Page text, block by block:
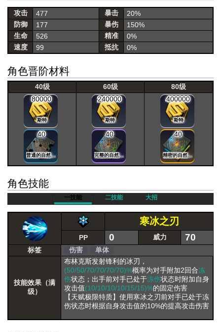
攻击 477 暴击
20%
防御
177 暴伤
150%
生命
526 精准
0%
速度
99 抵抗 0%
角色晋阶材料
40级 60级
80级
80000
斯特
40
普通的自然晶片
240000
斯特
40
完整的自然晶片
400000
斯特
40
精密的自然晶片
角色技能
一技能 二技能 大招
寒冰之刃
PP 0 威力 70
标签 伤害 单体
技能效果（满
级）
布林克斯发射锋利的冰刃，
(50/50/70/70/70/70)%概率为对手附加2回合冻
伤状态；出手前对手已处于冻伤状态时附加自身
攻击值(10/10/10/10/15/15)%的固定伤害
【天赋极限特质】使用寒冰之刃前对手已处于冻
伤状态时根据自身攻击值的10%的提高攻击伤害